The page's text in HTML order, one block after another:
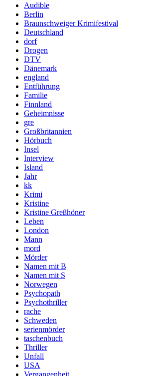
Audible
Berlin
Braunschweiger Krimifestival
Deutschland
dorf
Drogen
DTV
Dänemark
england
Entführung
Familie
Finnland
Geheimnisse
gre
Großbritannien
Hörbuch
Insel
Interview
Island
Jahr
kk
Krimi
Kristine
Kristine Greßhöner
Leben
London
Mann
mord
Mörder
Namen mit B
Namen mit S
Norwegen
Psychopath
Psychothriller
rache
Schweden
serienmörder
taschenbuch
Thriller
Unfall
USA
Vergangenheit